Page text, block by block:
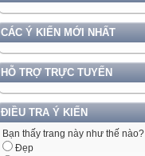
CÁC Ý KIẾN MỚI NHẤT
HỖ TRỢ TRỰC TUYẾN
ĐIỀU TRA Ý KIẾN
Bạn thấy trang này như thế nào?
Đẹp